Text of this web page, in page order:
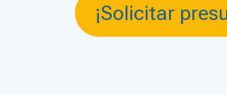
¡Solicitar